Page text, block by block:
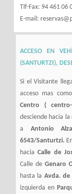
Tlf-Fax: 94 461 06
E-mail:
ACCESO EN
(SANTURTZI),
Si el Visitante
acceso mas
Centro ( centro-
desciende hacia
a Antonio
6543/Santurtzi.
haciaCalle de
Calle deGenaro
hasta la Avda.
izquierda en